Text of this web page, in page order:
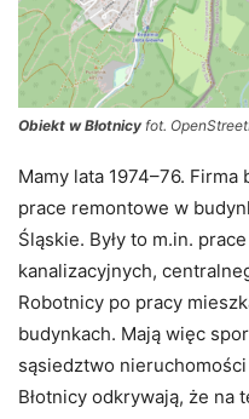
Obiekt w Błotnicy fot.
Mamy lata 1974–76.
prace remontowe w
Śląskie. Były to m.in.
kanalizacyjnych,
Robotnicy po pracy
budynkach. Mają więc
sąsiedztwo
Błotnicy odkrywają, że na